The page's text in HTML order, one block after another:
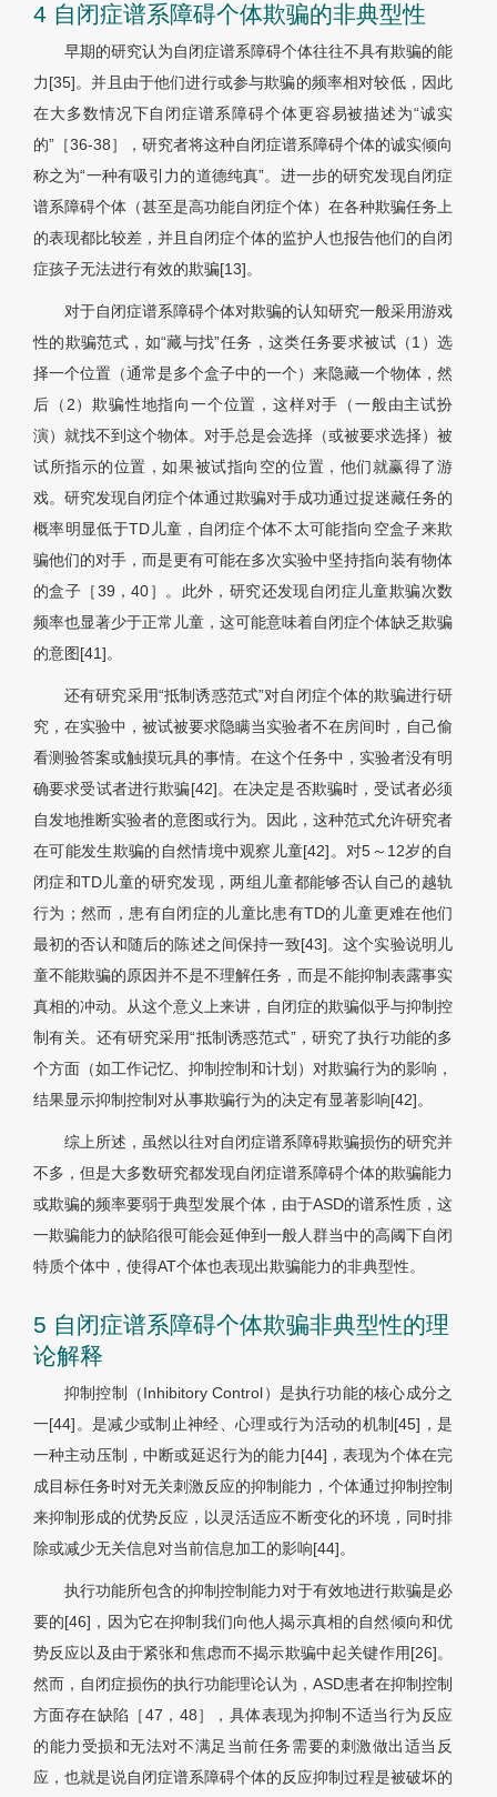
4 自闭症谱系障碍个体欺骗的非典型性
早期的研究认为自闭症谱系障碍个体往往不具有欺骗的能
力[35]。并且由于他们进行或参与欺骗的频率相对较低，因此
在大多数情况下自闭症谱系障碍个体更容易被描述为“诚实
的”［36-38］，研究者将这种自闭症谱系障碍个体的诚实倾向
称之为“一种有吸引力的道德纯真”。进一步的研究发现自闭症
谱系障碍个体（甚至是高功能自闭症个体）在各种欺骗任务上
的表现都比较差，并且自闭症个体的监护人也报告他们的自闭
症孩子无法进行有效的欺骗[13]。
对于自闭症谱系障碍个体对欺骗的认知研究一般采用游戏
性的欺骗范式，如“藏与找”任务，这类任务要求被试（1）选
择一个位置（通常是多个盒子中的一个）来隐藏一个物体，然
后（2）欺骗性地指向一个位置，这样对手（一般由主试扮
演）就找不到这个物体。对手总是会选择（或被要求选择）被
试所指示的位置，如果被试指向空的位置，他们就赢得了游
戏。研究发现自闭症个体通过欺骗对手成功通过捉迷藏任务的
概率明显低于TD儿童，自闭症个体不太可能指向空盒子来欺
骗他们的对手，而是更有可能在多次实验中坚持指向装有物体
的盒子［39，40］。此外，研究还发现自闭症儿童欺骗次数
频率也显著少于正常儿童，这可能意味着自闭症个体缺乏欺骗
的意图[41]。
还有研究采用“抵制诱惑范式”对自闭症个体的欺骗进行研
究，在实验中，被试被要求隐瞒当实验者不在房间时，自己偷
看测验答案或触摸玩具的事情。在这个任务中，实验者没有明
确要求受试者进行欺骗[42]。在决定是否欺骗时，受试者必须
自发地推断实验者的意图或行为。因此，这种范式允许研究者
在可能发生欺骗的自然情境中观察儿童[42]。对5～12岁的自
闭症和TD儿童的研究发现，两组儿童都能够否认自己的越轨
行为；然而，患有自闭症的儿童比患有TD的儿童更难在他们
最初的否认和随后的陈述之间保持一致[43]。这个实验说明儿
童不能欺骗的原因并不是不理解任务，而是不能抑制表露事实
真相的冲动。从这个意义上来讲，自闭症的欺骗似乎与抑制控
制有关。还有研究采用“抵制诱惑范式”，研究了执行功能的多
个方面（如工作记忆、抑制控制和计划）对欺骗行为的影响，
结果显示抑制控制对从事欺骗行为的决定有显著影响[42]。
综上所述，虽然以往对自闭症谱系障碍欺骗损伤的研究并
不多，但是大多数研究都发现自闭症谱系障碍个体的欺骗能力
或欺骗的频率要弱于典型发展个体，由于ASD的谱系性质，这
一欺骗能力的缺陷很可能会延伸到一般人群当中的高阈下自闭
特质个体中，使得AT个体也表现出欺骗能力的非典型性。
5 自闭症谱系障碍个体欺骗非典型性的理
论解释
抑制控制（Inhibitory Control）是执行功能的核心成分之
一[44]。是减少或制止神经、心理或行为活动的机制[45]，是
一种主动压制，中断或延迟行为的能力[44]，表现为个体在完
成目标任务时对无关刺激反应的抑制能力，个体通过抑制控制
来抑制形成的优势反应，以灵活适应不断变化的环境，同时排
除或减少无关信息对当前信息加工的影响[44]。
执行功能所包含的抑制控制能力对于有效地进行欺骗是必
要的[46]，因为它在抑制我们向他人揭示真相的自然倾向和优
势反应以及由于紧张和焦虑而不揭示欺骗中起关键作用[26]。
然而，自闭症损伤的执行功能理论认为，ASD患者在抑制控制
方面存在缺陷［47，48］，具体表现为抑制不适当行为反应
的能力受损和无法对不满足当前任务需要的刺激做出适当反
应，也就是说自闭症谱系障碍个体的反应抑制过程是被破坏的